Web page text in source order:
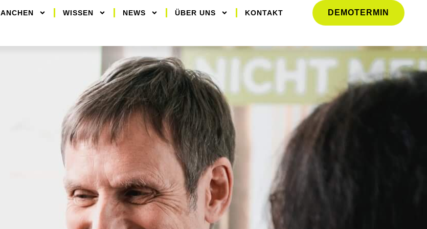
WISSEN NEWS ÜBER UNS KONTAKT DEMOTERMIN